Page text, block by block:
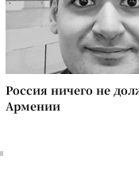
Россия ничего не
Армении